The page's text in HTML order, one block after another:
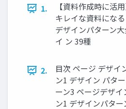
1.
【資料作成時に活
キレイな資料にな
デザインパターン
イ ン 39種
2.
⽬次 ページ デザイ
ン1 デザイン パタ
ーン3 ページデザ
ン1 デザインパタ